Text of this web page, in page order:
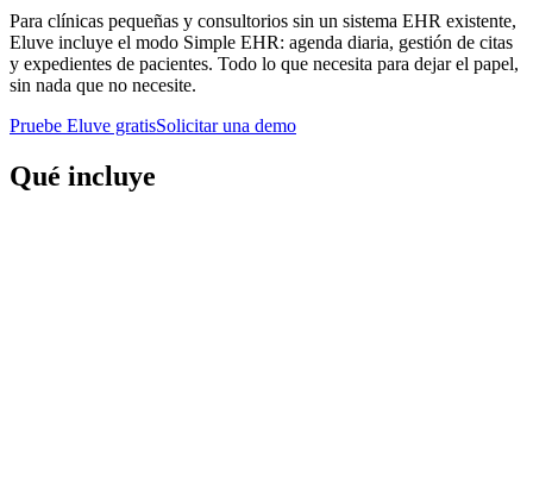
Para clínicas pequeñas y consultorios sin un sistema EHR existente,
Eluve incluye el modo Simple EHR: agenda diaria, gestión de citas
y expedientes de pacientes. Todo lo que necesita para dejar el papel,
sin nada que no necesite.
Pruebe Eluve gratisSolicitar una demo
Qué incluye